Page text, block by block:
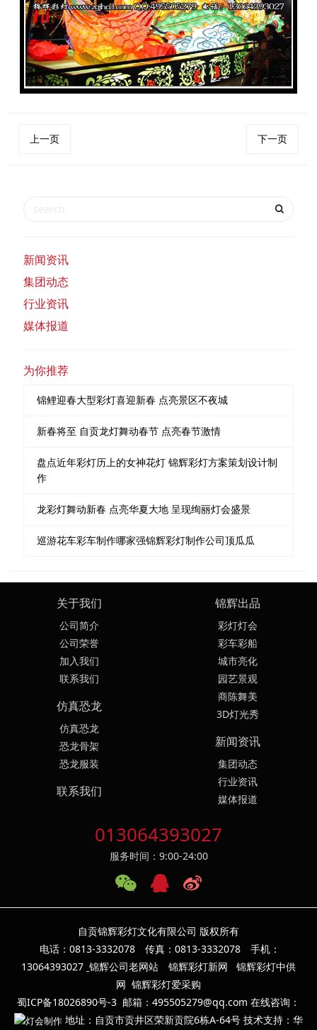
上一页 下一页
新闻资讯
集团动态
行业资讯
媒体报道
为你推荐
锦鲤迎春大型彩灯喜迎新春 点亮景区不夜城
新春将至 自贡龙灯舞动春节 点亮春节激情
盘点近年彩灯历上的女神花灯 锦辉彩灯方案策划设计制
作
龙彩灯舞动新春 点亮华夏大地 呈现绚丽灯会盛景
巡游花车彩车制作哪家强锦辉彩灯制作公司顶瓜瓜
关于我们
公司简介
公司荣誉
加入我们
联系我们
锦辉出品
彩灯灯会
彩车彩船
城市亮化
园艺景观
商陈舞美
3D灯光秀
仿真恐龙
仿真恐龙
恐龙骨架
恐龙服装
新闻资讯
集团动态
行业资讯
媒体报道
联系我们
013064393027
服务时间：9:00-24:00
自贡锦辉彩灯文化有限公司 版权所有
电话：0813-3332078 传真：0813-3332078 手机：
13064393027 锦辉公司老网站 锦辉彩灯新网
锦辉彩灯中供
网 锦辉彩灯爱采购
蜀ICP备18026890号-3 邮箱：495505279@qq.com 在线咨询：
地址：自贡市贡井区荣新贡院6栋A-64号 技术支持：华